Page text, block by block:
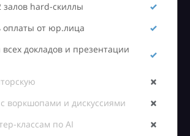
hard-скиллы
оплаты от юр.лица
докладов и презентации
воркшопами и дискуссиями
классам по AI